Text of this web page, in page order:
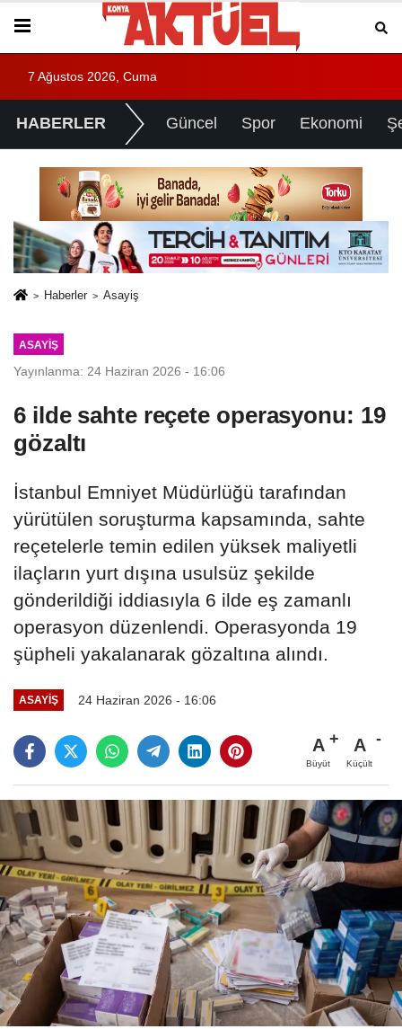
7 Ağustos 2026, Cuma
HABERLER Güncel Spor Ekonomi
Haberler Asayiş
ASAYIŞ
Yayınlanma: 24 Haziran 2026 - 16:06
6 ilde sahte reçete operasyonu: 19
gözaltı
İstanbul Emniyet Müdürlüğü tarafından
yürütülen soruşturma kapsamında, sahte
reçetelerle temin edilen yüksek maliyetli
ilaçların yurt dışına usulsüz şekilde
gönderildiği iddiasıyla 6 ilde eş zamanlı
operasyon düzenlendi. Operasyonda 19
şüpheli yakalanarak gözaltına alındı.
ASAYIŞ 24 Haziran 2026 - 16:06
A
Büyüt
A
Küçült